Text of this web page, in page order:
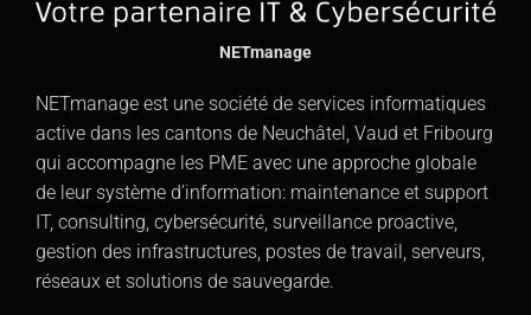
NETmanage
NETmanage est une société de services informatiques
active dans les cantons de Neuchâtel, Vaud et Fribourg
qui accompagne les PME avec une approche globale
de leur système d’information: maintenance et support
IT, consulting, cybersécurité, surveillance proactive,
gestion des infrastructures, postes de travail, serveurs,
réseaux et solutions de sauvegarde.